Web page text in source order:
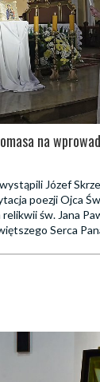
na
Józef
poezji Ojca
św. Jana
Serca